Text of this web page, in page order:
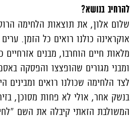
להרחיב בנושא?
שלום אלון, את תוצאות הלחימה
אוקראינה כולנו רואים כל הזמן.
מלאות חיים הוחרבו, מבנים אזרחיים
ומבני מגורים שהופצצו והפסקה
לצד הלחימה שכולנו רואים ומבינים
בנשק אחר, אולי לא פחות מסוכן,
המשולבת הזאתי קיבלה את השם